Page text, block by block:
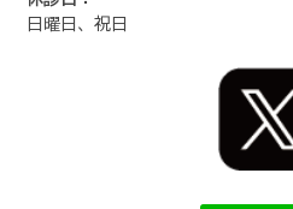
日曜日、祝日